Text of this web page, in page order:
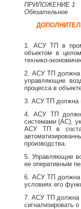
ПРИЛОЖЕНИЕ 1
Обязательное
1. АСУ ТП в
объектом в
технико-
2. АСУ ТП должна
управляющие
процесса в
3. АСУ ТП должна
4. АСУ ТП
системами (АС),
АСУ ТП в состав
производства.
5. Управляющие
ее оперативным
6. АСУ ТП должна
условиях его
7. АСУ ТП должна
сигнализировать